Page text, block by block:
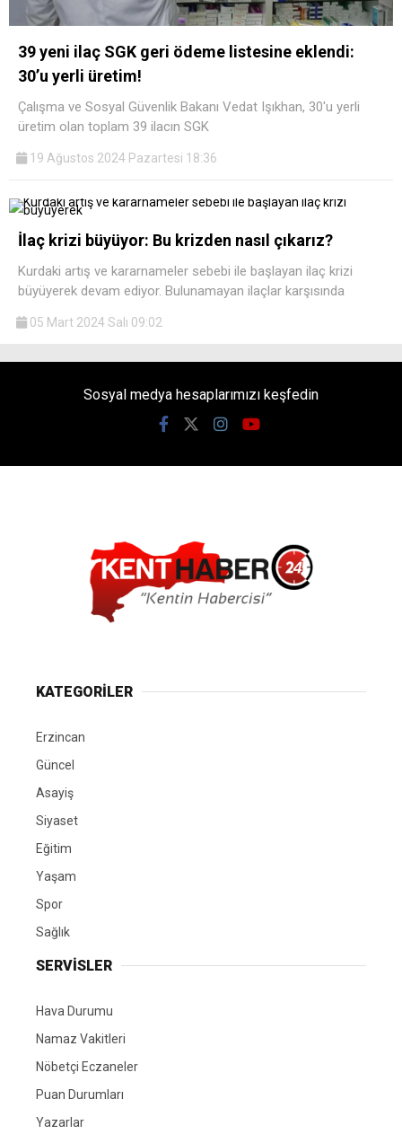
39 yeni ilaç SGK geri ödeme listesine eklendi:
30’u yerli üretim!
Çalışma ve Sosyal Güvenlik Bakanı Vedat Işıkhan, 30'u yerli
üretim olan toplam 39 ilacın SGK
19 Ağustos 2024 Pazartesi 18:36
İlaç krizi büyüyor: Bu krizden nasıl çıkarız?
Kurdaki artış ve kararnameler sebebi ile başlayan ilaç krizi
büyüyerek devam ediyor. Bulunamayan ilaçlar karşısında
05 Mart 2024 Salı 09:02
Sosyal medya hesaplarımızı keşfedin
KATEGORİLER
Erzincan
Güncel
Asayiş
Siyaset
Eğitim
Yaşam
Spor
Sağlık
SERVİSLER
Hava Durumu
Namaz Vakitleri
Nöbetçi Eczaneler
Puan Durumları
Yazarlar